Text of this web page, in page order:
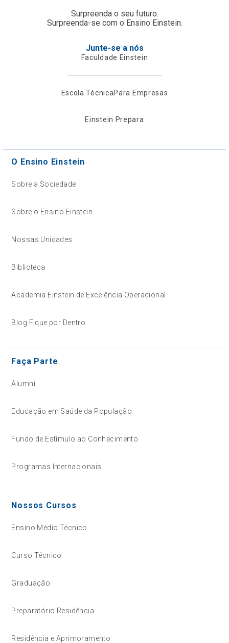
Surpreenda o seu futuro.
Surpreenda-se com o Ensino Einstein.
Junte-se a nós
Faculdade Einstein
Escola TécnicaPara Empresas
Einstein Prepara
O Ensino Einstein
Sobre a Sociedade
Sobre o Ensino Einstein
Nossas Unidades
Biblioteca
Academia Einstein de Excelência Operacional
Blog Fique por Dentro
Faça Parte
Alumni
Educação em Saúde da População
Fundo de Estímulo ao Conhecimento
Programas Internacionais
Nossos Cursos
Ensino Médio Técnico
Curso Técnico
Graduação
Preparatório Residência
Residência e Aprimoramento